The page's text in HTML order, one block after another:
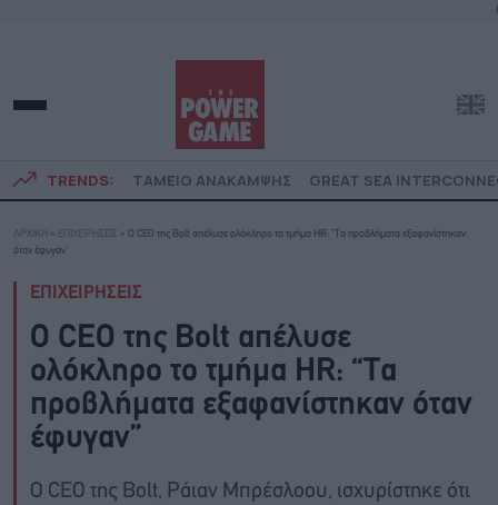
TRENDS: ΤΑΜΕΙΟ ΑΝΑΚΑΜΨΗΣ GREAT SEA
ΑΡΧΙΚΗ » ΕΠΙΧΕΙΡΗΣΕΙΣ » Ο CEO της Bolt απέλυσε ολόκληρο το τμήμα HR: “Τα προβλήματα εξαφανίστηκαν
όταν έφυγαν”
ΕΠΙΧΕΙΡΗΣΕΙΣ
Ο CEO της Bolt απέλυσε
ολόκληρο το τμήμα HR: “Τα
προβλήματα εξαφανίστηκαν όταν
έφυγαν”
Ο CEO της Bolt, Ράιαν Μπρέσλοου, ισχυρίστηκε ότι